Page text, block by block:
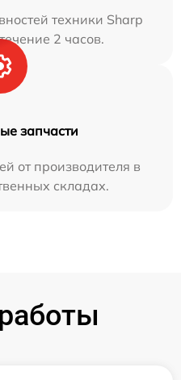
техники Sharp
2 часов.
запчасти
от производителя в
складах.